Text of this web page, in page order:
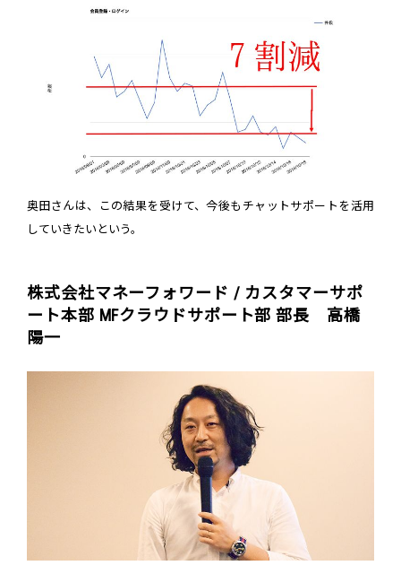
奥田さんは、この結果を受けて、今後もチャットサポートを活用
していきたいという。
株式会社マネーフォワード / カスタマーサポ
ート本部 MFクラウドサポート部 部長 高橋
陽一